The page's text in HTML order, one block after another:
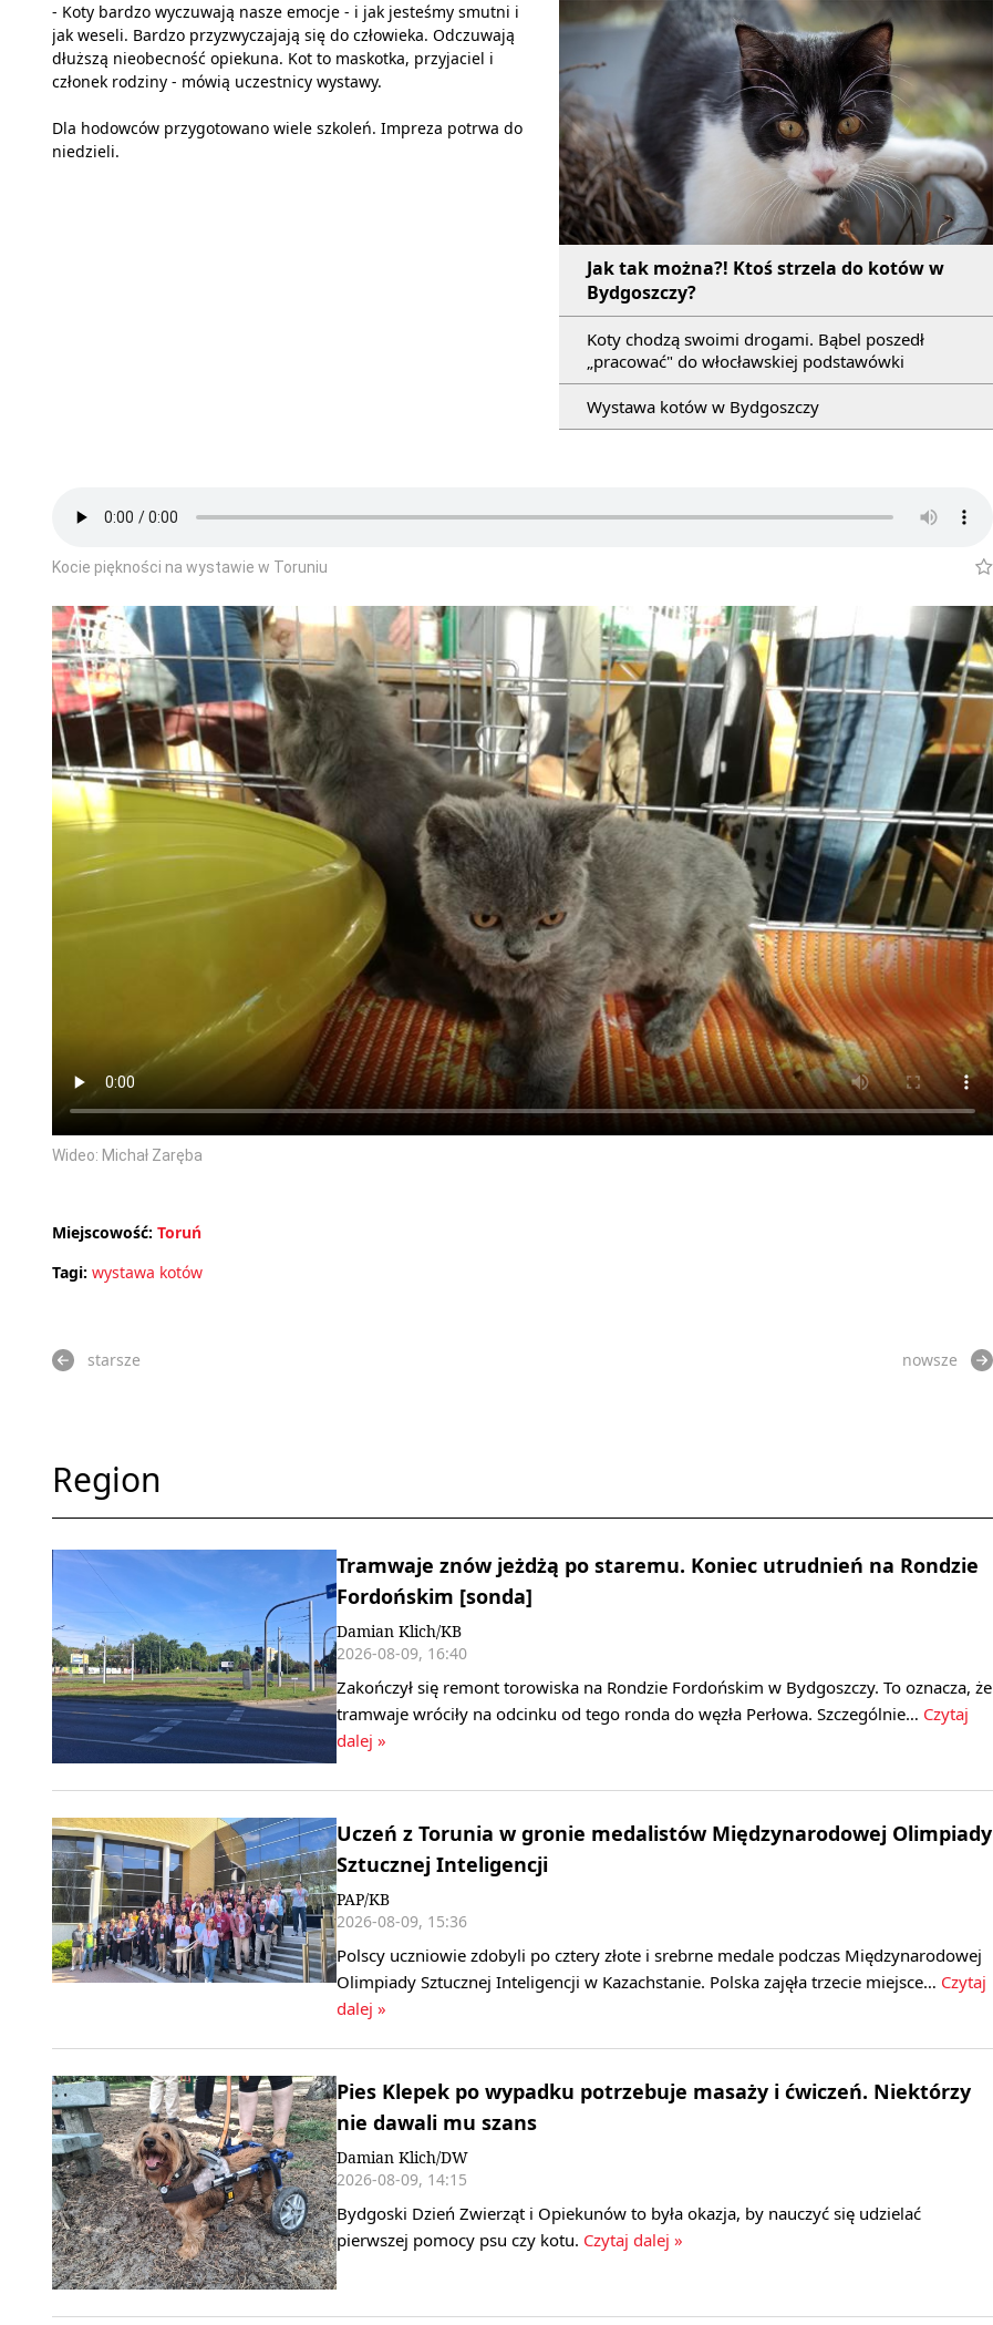
Jak tak można?! Ktoś strzela do kotów w
Bydgoszczy?
Koty chodzą swoimi drogami. Bąbel poszedł
„pracować" do włocławskiej podstawówki
Wystawa kotów w Bydgoszczy
- Koty bardzo wyczuwają nasze emocje - i jak jesteśmy smutni i
jak weseli. Bardzo przyzwyczajają się do człowieka. Odczuwają
dłuższą nieobecność opiekuna. Kot to maskotka, przyjaciel i
członek rodziny - mówią uczestnicy wystawy.
Dla hodowców przygotowano wiele szkoleń. Impreza potrwa do
niedzieli.
Kocie piękności na wystawie w Toruniu
Wideo: Michał Zaręba
Miejscowość: Toruń
Tagi: wystawa kotów
starsze nowsze
Region
Tramwaje znów jeżdżą po staremu. Koniec utrudnień na Rondzie
Fordońskim [sonda]
Damian Klich/KB
2026-08-09, 16:40
Zakończył się remont torowiska na Rondzie Fordońskim w Bydgoszczy. To oznacza, że
tramwaje wróciły na odcinku od tego ronda do węzła Perłowa. Szczególnie… Czytaj
dalej »
Uczeń z Torunia w gronie medalistów Międzynarodowej Olimpiady
Sztucznej Inteligencji
PAP/KB
2026-08-09, 15:36
Polscy uczniowie zdobyli po cztery złote i srebrne medale podczas Międzynarodowej
Olimpiady Sztucznej Inteligencji w Kazachstanie. Polska zajęła trzecie miejsce… Czytaj
dalej »
Pies Klepek po wypadku potrzebuje masaży i ćwiczeń. Niektórzy
nie dawali mu szans
Damian Klich/DW
2026-08-09, 14:15
Bydgoski Dzień Zwierząt i Opiekunów to była okazja, by nauczyć się udzielać
pierwszej pomocy psu czy kotu. Czytaj dalej »